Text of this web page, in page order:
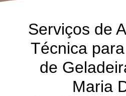
Serviços de
Técnica
de
Maria